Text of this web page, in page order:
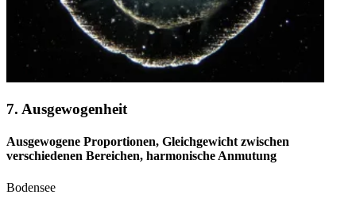
7. Ausgewogenheit
Ausgewogene Proportionen, Gleichgewicht zwischen
verschiedenen Bereichen, harmonische Anmutung
Bodensee